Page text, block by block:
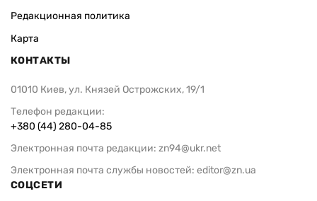
Редакционная политика
Карта
КОНТАКТЫ
01010 Киев, ул. Князей Острожских, 19/1
Телефон редакции:
+380 (44) 280-04-85
Электронная почта редакции: zn94@ukr.net
Электронная почта службы новостей: editor@zn.ua
СОЦСЕТИ